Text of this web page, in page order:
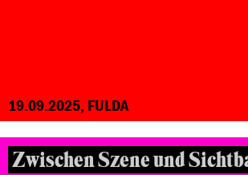
19.09.2025, FULDA
Zwischen Szene und